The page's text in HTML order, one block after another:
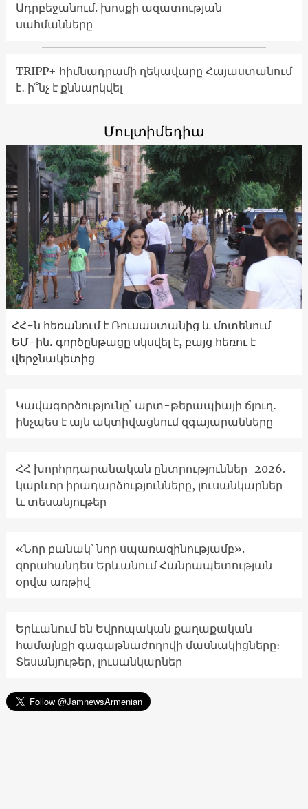
Ադրբեջանում. խոսքի ազատության
սահմանները
TRIPP+ հիմնադրամի ղեկավարը Հայաստանում
է․ ի՞նչ է քննարկվել
Մուլտիմեդիա
ՀՀ-ն հեռանում է Ռուսաստանից և մոտենում
ԵՄ-ին. գործընթացը սկսվել է, բայց հեռու է
վերջնակետից
Կավագործությունը՝ արտ-թերապիայի ճյուղ․
ինչպես է այն ակտիվացնում զգայարանները
ՀՀ խորհրդարանական ընտրություններ-2026.
կարևոր իրադարձությունները, լուսանկարներ
և տեսանյութեր
«Նոր բանակ՝ նոր սպառազինությամբ».
զորահանդես Երևանում Հանրապետության
օրվա առթիվ
Երևանում են Եվրոպական քաղաքական
համայնքի գագաթնաժողովի մասնակիցները։
Տեսանյութեր, լուսանկարներ